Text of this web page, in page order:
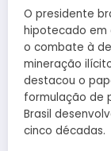
O presidente
hipotecado em
o combate à
mineração
destacou o
formulação de
Brasil
cinco décadas.